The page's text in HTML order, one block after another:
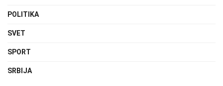
POLITIKA
SVET
SPORT
SRBIJA